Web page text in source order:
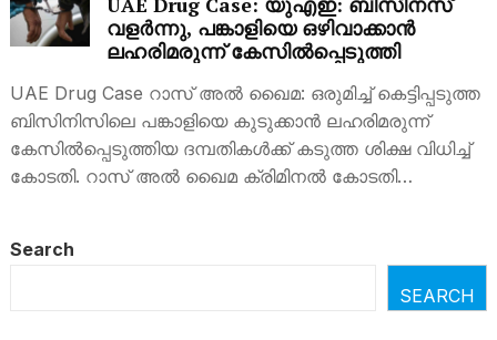
വളര്‍ന്നു, പങ്കാളിയെ ഒഴിവാക്കാന്‍
ലഹരിമരുന്ന് കേസില്‍പ്പെടുത്തി
UAE Drug Case റാസ് അല്‍ ഖൈമ: ഒരുമിച്ച് കെട്ടിപ്പടുത്ത
ബിസിനിസിലെ പങ്കാളിയെ കുടുക്കാന്‍ ലഹരിമരുന്ന്
കേസില്‍പ്പെടുത്തിയ ദമ്പതികള്‍ക്ക് കടുത്ത ശിക്ഷ വിധിച്ച്
കോടതി. റാസ് അല്‍ ഖൈമ ക്രിമിനല്‍ കോടതി…
Search
SEARCH